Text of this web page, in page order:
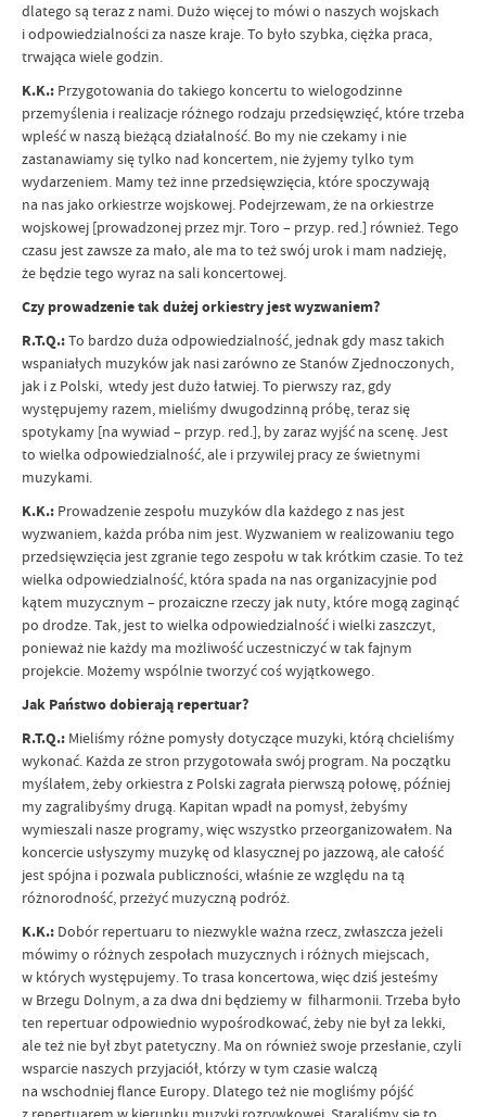
dlatego są teraz z nami. Dużo więcej to mówi o naszych wojskach
i odpowiedzialności za nasze kraje. To było szybka, ciężka praca,
trwająca wiele godzin.
K.K.: Przygotowania do takiego koncertu to wielogodzinne
przemyślenia i realizacje różnego rodzaju przedsięwzięć, które trzeba
wpleść w naszą bieżącą działalność. Bo my nie czekamy i nie
zastanawiamy się tylko nad koncertem, nie żyjemy tylko tym
wydarzeniem. Mamy też inne przedsięwzięcia, które spoczywają
na nas jako orkiestrze wojskowej. Podejrzewam, że na orkiestrze
wojskowej [prowadzonej przez mjr. Toro – przyp. red.] również. Tego
czasu jest zawsze za mało, ale ma to też swój urok i mam nadzieję,
że będzie tego wyraz na sali koncertowej.
Czy prowadzenie tak dużej orkiestry jest wyzwaniem?
R.T.Q.:To bardzo duża odpowiedzialność, jednak gdy masz takich
wspaniałych muzyków jak nasi zarówno ze Stanów Zjednoczonych,
jak i z Polski, wtedy jest dużo łatwiej. To pierwszy raz, gdy
występujemy razem, mieliśmy dwugodzinną próbę, teraz się
spotykamy [na wywiad – przyp. red.], by zaraz wyjść na scenę. Jest
to wielka odpowiedzialność, ale i przywilej pracy ze świetnymi
muzykami.
K.K.: Prowadzenie zespołu muzyków dla każdego z nas jest
wyzwaniem, każda próba nim jest. Wyzwaniem w realizowaniu tego
przedsięwzięcia jest zgranie tego zespołu w tak krótkim czasie. To też
wielka odpowiedzialność, która spada na nas organizacyjnie pod
kątem muzycznym – prozaiczne rzeczy jak nuty, które mogą zaginąć
po drodze. Tak, jest to wielka odpowiedzialność i wielki zaszczyt,
ponieważ nie każdy ma możliwość uczestniczyć w tak fajnym
projekcie. Możemy wspólnie tworzyć coś wyjątkowego.
Jak Państwo dobierają repertuar?
R.T.Q.: Mieliśmy różne pomysły dotyczące muzyki, którą chcieliśmy
wykonać. Każda ze stron przygotowała swój program. Na początku
myślałem, żeby orkiestra z Polski zagrała pierwszą połowę, później
my zagralibyśmy drugą. Kapitan wpadł na pomysł, żebyśmy
wymieszali nasze programy, więc wszystko przeorganizowałem. Na
koncercie usłyszymy muzykę od klasycznej po jazzową, ale całość
jest spójna i pozwala publiczności, właśnie ze względu na tą
różnorodność, przeżyć muzyczną podróż.
K.K.: Dobór repertuaru to niezwykle ważna rzecz, zwłaszcza jeżeli
mówimy o różnych zespołach muzycznych i różnych miejscach,
w których występujemy. To trasa koncertowa, więc dziś jesteśmy
w Brzegu Dolnym, a za dwa dni będziemy w filharmonii. Trzeba było
ten repertuar odpowiednio wypośrodkować, żeby nie był za lekki,
ale też nie był zbyt patetyczny. Ma on również swoje przesłanie, czyli
wsparcie naszych przyjaciół, którzy w tym czasie walczą
na wschodniej flance Europy. Dlatego też nie mogliśmy pójść